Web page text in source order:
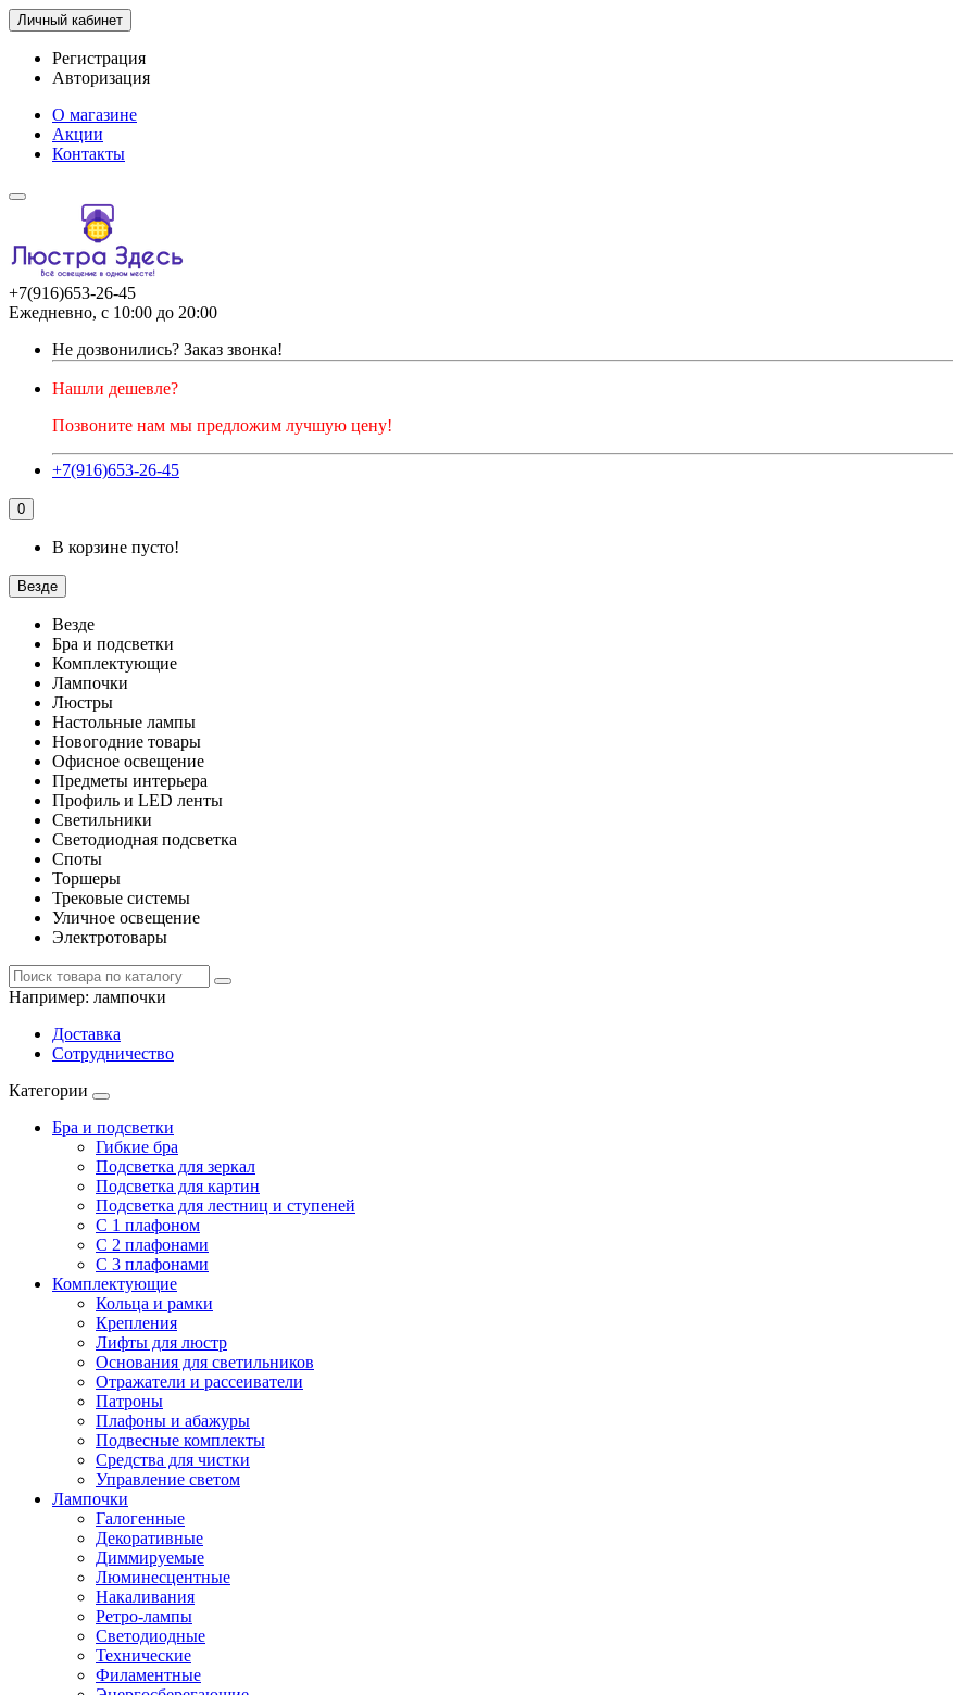
Личный кабинет
Регистрация
Авторизация
О магазине
Акции
Контакты
+7(916)653-26-45
Ежедневно, с 10:00 до 20:00
Не дозвонились? Заказ звонка!
Нашли дешевле?
Позвоните нам мы предложим лучшую цену!
+7(916)653-26-45
0
В корзине пусто!
Везде
Везде
Бра и подсветки
Комплектующие
Лампочки
Люстры
Настольные лампы
Новогодние товары
Офисное освещение
Предметы интерьера
Профиль и LED ленты
Светильники
Светодиодная подсветка
Споты
Торшеры
Трековые системы
Уличное освещение
Электротовары
Например: лампочки
Доставка
Сотрудничество
Категории
Бра и подсветки
Гибкие бра
Подсветка для зеркал
Подсветка для картин
Подсветка для лестниц и ступеней
С 1 плафоном
С 2 плафонами
С 3 плафонами
Комплектующие
Кольца и рамки
Крепления
Лифты для люстр
Основания для светильников
Отражатели и рассеиватели
Патроны
Плафоны и абажуры
Подвесные комплекты
Средства для чистки
Управление светом
Лампочки
Галогенные
Декоративные
Диммируемые
Люминесцентные
Накаливания
Ретро-лампы
Светодиодные
Технические
Филаментные